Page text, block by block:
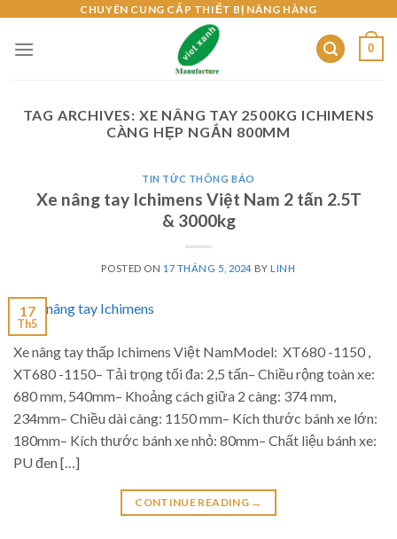
content
CHUYÊN CUNG CẤP THIẾT BỊ NÂNG HÀNG
0
TAG ARCHIVES: XE NÂNG TAY 2500KG ICHIMENS
CÀNG HẸP NGẮN 800MM
TIN TỨC THÔNG BÁO
Xe nâng tay Ichimens Việt Nam 2 tấn 2.5T
& 3000kg
POSTED ON 17 THÁNG 5, 2024 BYLINH
17
Th5
Xe nâng tay thấp Ichimens Việt NamModel: XT680 -1150 ,
XT680 -1150– Tải trọng tối đa: 2,5 tấn– Chiều rộng toàn xe:
680 mm, 540mm– Khoảng cách giữa 2 càng: 374 mm,
234mm– Chiều dài càng: 1150 mm– Kích thước bánh xe lớn:
180mm– Kích thước bánh xe nhỏ: 80mm– Chất liệu bánh xe:
PU đen […]
CONTINUE READING →